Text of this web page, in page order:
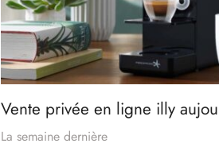
Vente privée en ligne illy
La semaine dernière